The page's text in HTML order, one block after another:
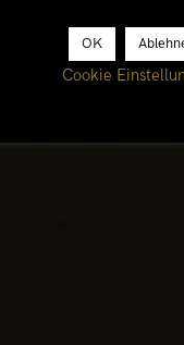
OK
Cookie